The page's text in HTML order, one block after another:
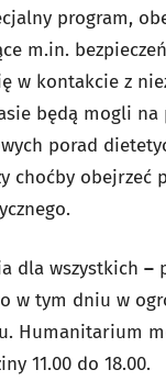
program,
m.in.
w kontakcie z
będą mogli na
porad
choćby obejrzeć
dla wszystkich –
w tym dniu w
Humanitarium
11.00 do 18.00.